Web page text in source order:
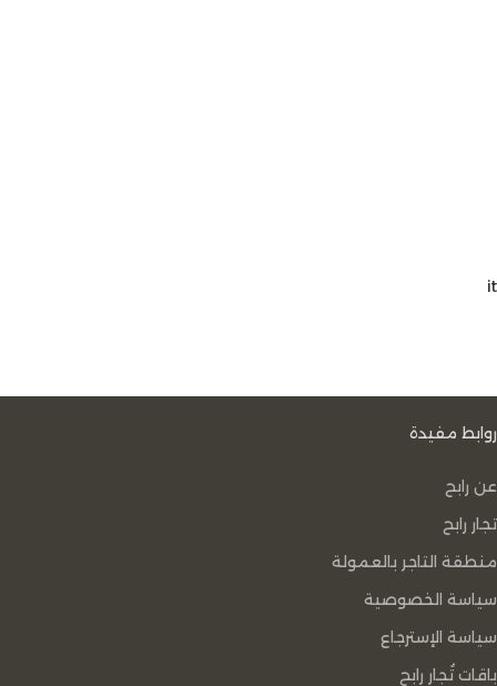
it
روابط مفيدة
عن رابح
تجار رابح
منطقة التاجر بالعمولة
سياسة الخصوصية
سياسة الإسترجاع
باقات تُجار رابح